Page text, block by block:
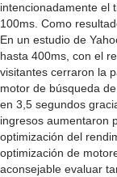
intencionadamente el
100ms. Como
En un estudio de
hasta 400ms, con el
visitantes cerraron la
motor de búsqueda
en 3,5 segundos
ingresos aumentaron
optimización del
optimización de
aconsejable evaluar